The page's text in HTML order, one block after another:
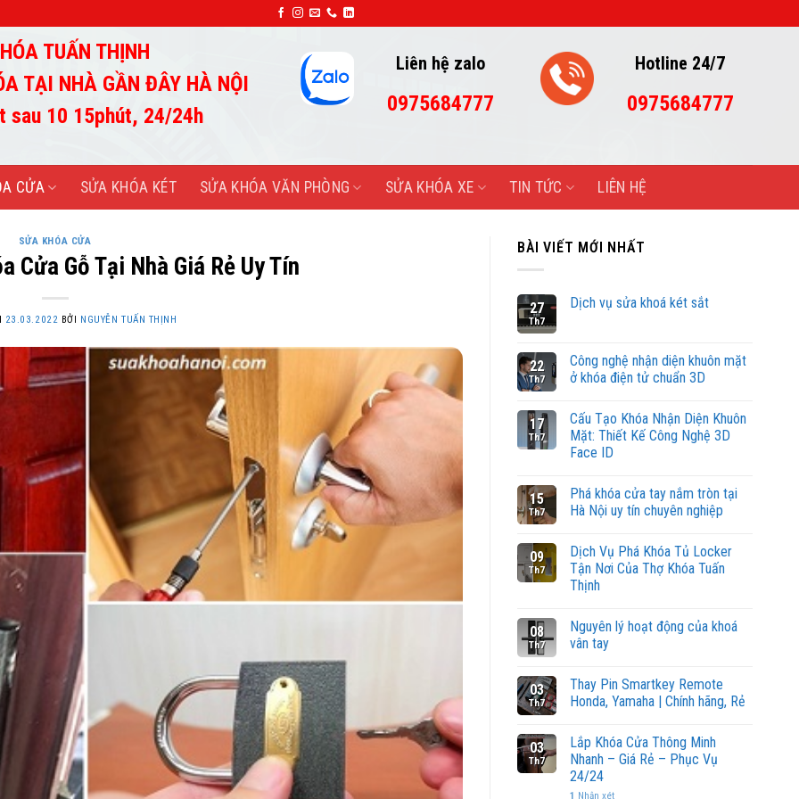
SỬA KHÓA TUẤN THỊNH-UY TÍN TẠO THÀNH CÔNG
TUẤN THỊNH
TẠI NHÀ GẦN ĐÂY HÀ NỘI
sau 10 15phút, 24/24h
Liên hệ zalo
0975684777
Hotline 24/7
0975684777
CỬA SỬA KHÓA KÉT SỬA KHÓA VĂN PHÒNG SỬA KHÓA XE TIN TỨC LIÊN HỆ
SỬA KHÓA CỬA
Cửa Gỗ Tại Nhà Giá Rẻ Uy Tín
23.03.2022 BỞI NGUYỄN TUẤN THỊNH
BÀI VIẾT MỚI NHẤT
27
Th7
Dịch vụ sửa khoá két sắt
22
Th7
Công nghệ nhận diện khuôn mặt
ở khóa điện tử chuẩn 3D
17
Th7
Cấu Tạo Khóa Nhận Diện Khuôn
Mặt: Thiết Kế Công Nghệ 3D
Face ID
15
Th7
Phá khóa cửa tay nắm tròn tại
Hà Nội uy tín chuyên nghiệp
09
Th7
Dịch Vụ Phá Khóa Tủ Locker
Tận Nơi Của Thợ Khóa Tuấn
Thịnh
08
Th7
Nguyên lý hoạt động của khoá
vân tay
03
Th7
Thay Pin Smartkey Remote
Honda, Yamaha | Chính hãng, Rẻ
03
Th7
Lắp Khóa Cửa Thông Minh
Nhanh – Giá Rẻ – Phục Vụ
24/24
1 Nhận xét